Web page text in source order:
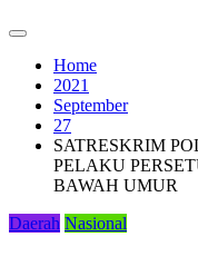
Home
2021
September
27
SATRESKRIM
PELAKU
BAWAH UMUR
Daerah Nasional